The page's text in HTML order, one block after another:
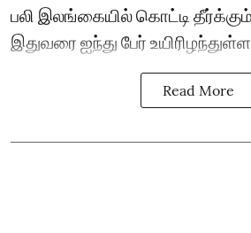
பலி ​இலங்கையில் கொட்டி
இதுவரை ஐந்து பேர்
Read More